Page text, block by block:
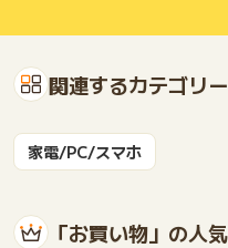
関連するカテゴリー
家電/PC/スマホ
「お買い物」の人